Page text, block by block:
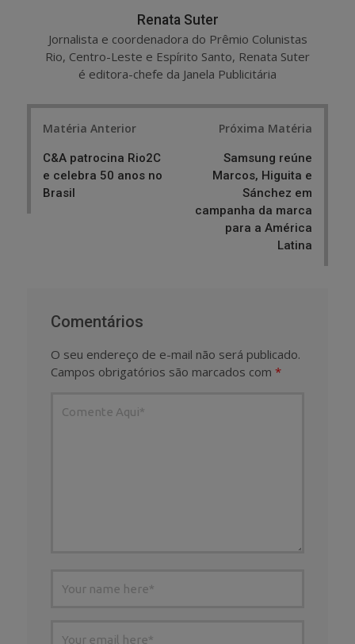
Renata Suter
Jornalista e coordenadora do Prêmio Colunistas
Rio, Centro-Leste e Espírito Santo, Renata Suter
é editora-chefe da Janela Publicitária
Matéria Anterior
C&A patrocina Rio2C
e celebra 50 anos no
Brasil
Próxima Matéria
Samsung reúne
Marcos, Higuita e
Sánchez em
campanha da marca
para a América
Latina
Comentários
O seu endereço de e-mail não será publicado.
Campos obrigatórios são marcados com *